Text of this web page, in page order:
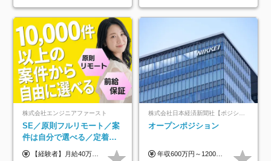
株式会社エンジニアファースト
SE／原則フルリモート／案
件は自分で選べる／定着率
93%／20～30代活躍中！
【経験者】月給40万円～120万円(固定残業代含む)+各種手当 ★前職給与の総収入額を100％保証｜還元率84％〜100％ ★20代の平均年収570万円 ※月給には、みなし残業手当(月30時間／5万8000円以上)を含みます 超過分は別途追加支給 ※固定残業代は、時間外労働の有無に関わらず30時間分を、月5万8000円~15万7000円支給 ※上記を超える時間外労働分は追加で支給 【未経験者】月給21万円以上＋各種手当 固定残業なし(残業代発生分全額支給) ※6ヶ月の試用期間あり（※条件に変動なし） ▼単価連動性×還元率は84％～100％で収入の大幅UPが可能！ ・案件単価が月50万円の場合：年収417万円 ・案件単価が月70万円の場合：年収584万円 ・案件単価が月100万円の場合：年収834万円 ＜モデル年収＞ ▼400万円～500万円(入社初年度) ▼542万円～626万円(入社2年) ▼667万円～700万円(入社3年） ▼709万円～801万円(入社5年）
株式会社日本経済新聞社【ポジションマッチ登録】
オープンポジション
年収600万円～1200万円 ※上記年収は、想定年収です。住居費補助、子手当などの各種手当を含む金額です。 ※経験・能力等を考慮の上、当社規定により決定します。